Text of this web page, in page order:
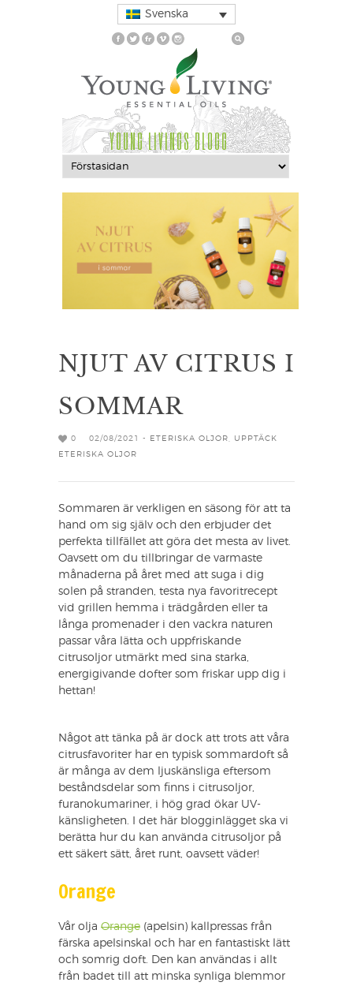
Svenska
YOUNG LIVINGS BLOGG
NJUT AV CITRUS I
SOMMAR
0 02/08/2021 - ETERISKA OLJOR
UPPTÄCK
ETERISKA OLJOR
Sommaren är verkligen en säsong för att ta
hand om sig själv och den erbjuder det
perfekta tillfället att göra det mesta av livet.
Oavsett om du tillbringar de varmaste
månaderna på året med att suga i dig
solen på stranden, testa nya favoritrecept
vid grillen hemma i trädgården eller ta
långa promenader i den vackra naturen
passar våra lätta och uppfriskande
citrusoljor utmärkt med sina starka,
energigivande dofter som friskar upp dig i
hettan!
Något att tänka på är dock att trots att våra
citrusfavoriter har en typisk sommardoft så
är många av dem ljuskänsliga eftersom
beståndsdelar som finns i citrusoljor,
furanokumariner, i hög grad ökar UV-
känsligheten. I det här blogginlägget ska vi
berätta hur du kan använda citrusoljor på
ett säkert sätt, året runt, oavsett väder!
Orange
Vår olja Orange (apelsin) kallpressas från
färska apelsinskal och har en fantastiskt lätt
och somrig doft. Den kan användas i allt
från badet till att minska synliga blemmor